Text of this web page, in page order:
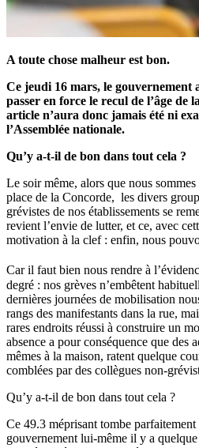
A toute chose malheur est bon.
Ce jeudi 16 mars, le gouvernement
passer en force le recul de l’âge de
article n’aura donc jamais été ni
l’Assemblée nationale.
Qu’y a-t-il de bon dans tout cela ?
Le soir même, alors que nous
place de la Concorde, les divers
grévistes de nos établissements se
revient l’envie de lutter, et ce, avec
motivation à la clef : enfin, nous
Car il faut bien nous rendre à
degré : nos grèves n’embêtent
dernières journées de mobilisation
rangs des manifestants dans la rue,
rares endroits réussi à construire un
absence a pour conséquence que des
mêmes à la maison, ratent quelque
comblées par des collègues non-
Qu’y a-t-il de bon dans tout cela ?
Ce 49.3 méprisant tombe
gouvernement lui-même il y a